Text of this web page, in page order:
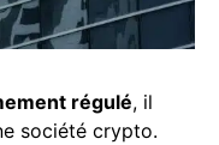
régulé, il
société crypto.